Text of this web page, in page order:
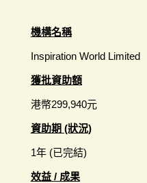
機構名稱
Inspiration World Limited
獲批資助額
港幣299,940元
資助期 (狀況)
1年 (已完結)
效益 / 成果